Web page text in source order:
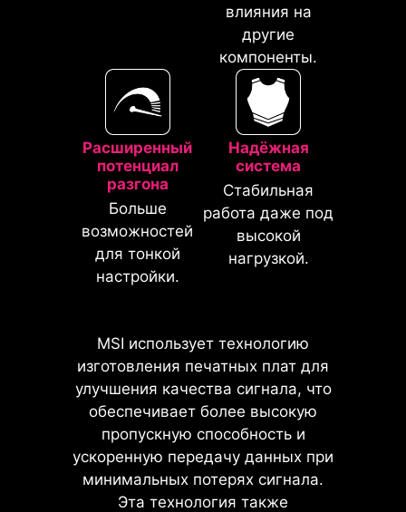
влияния на
другие
компоненты.
Расширенный
потенциал
разгона
Больше
возможностей
для тонкой
настройки.
Надёжная
система
Стабильная
работа даже под
высокой
нагрузкой.
MSI использует технологию
изготовления печатных плат для
улучшения качества сигнала, что
обеспечивает более высокую
пропускную способность и
ускоренную передачу данных при
минимальных потерях сигнала.
Эта технология также
*Поддерживает версии BIOS,
выпущенные после AGESA 1.2.0.2b.
* Изображение служит лишь в целях
иллюстрации. Точную информацию
ищите на страницах спецификаций.
На материнских платах MSI
реализуется защита от излишнего
тока для всех ключевых
компонентов, включая USB-
порты, оперативную память,
ШИМ-контроллер и центральный
сбоев в работе в результате
резких скачков напряжения.
Надежность и долговечность
всегда являются приоритетами
при разработке материнских плат
MSI.